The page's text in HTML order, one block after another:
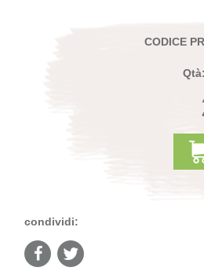
CODICE
Qtà:
condividi: